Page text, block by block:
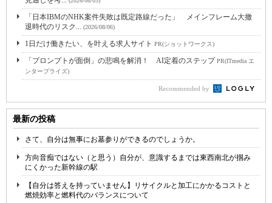
「日本IBMのNHK案件失敗は既定路線だった」 メインフレーム大撤
退時代のリスク... (2026/08/06)
1日だけ働きたい、を叶える求人サイト PR(ショットワークス)
「プロンプトが面倒」の悲鳴を解消！ AI定着のステップPR(ITmedia エ
ンタープライズ)
Recommended by
最新の投稿
さて、自分は無事にお墓参りができるのでしょうか。
方向音痴ではない（と思う）自分が、意識するまでは東西南北が掴み
にくかった新幹線の駅
【自分は答えを持っていません】リサイクルと加工にかかるコストと
燃焼効率と燃料代のバランスについて